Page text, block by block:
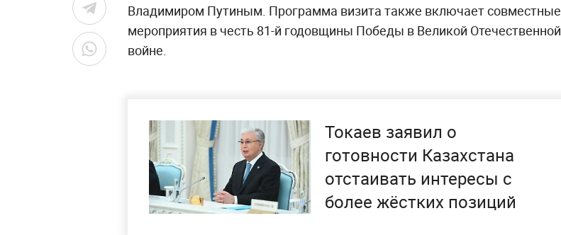
Владимиром Путиным. Программа визита также включает совместные
мероприятия в честь 81-й годовщины Победы в Великой Отечественной
войне.
Токаев заявил о
готовности Казахстана
отстаивать интересы с
более жёстких позиций